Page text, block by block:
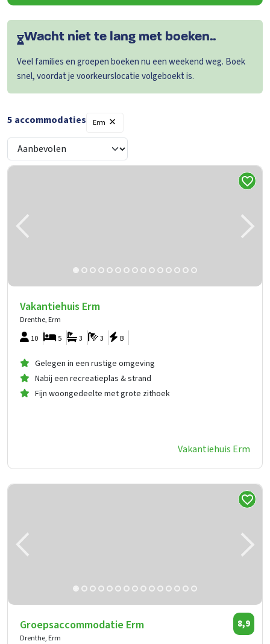
Wacht niet te lang met boeken..
Veel families en groepen boeken nu een weekend weg. Boek
snel, voordat je voorkeurslocatie volgeboekt is.
5 accommodaties Erm ×
Vakantiehuis Erm
Drenthe, Erm
10
3 3 B
5
Gelegen in een rustige omgeving
Nabij een recreatieplas & strand
Fijn woongedeelte met grote zithoek
Vakantiehuis Erm
Groepsaccommodatie Erm
Drenthe, Erm
8,9